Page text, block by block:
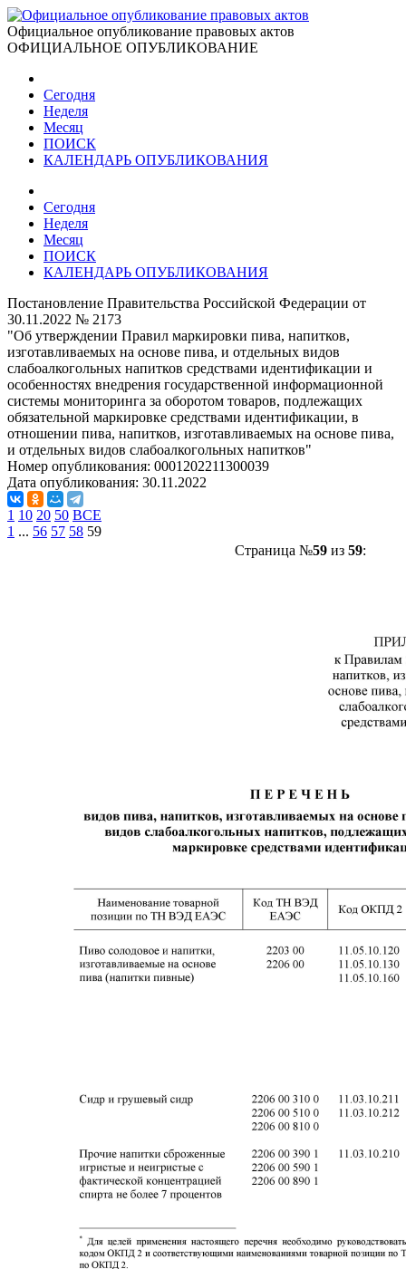
Официальное опубликование правовых актов
ОФИЦИАЛЬНОЕ ОПУБЛИКОВАНИЕ
Сегодня
Неделя
Месяц
ПОИСК
КАЛЕНДАРЬ ОПУБЛИКОВАНИЯ
Сегодня
Неделя
Месяц
ПОИСК
КАЛЕНДАРЬ ОПУБЛИКОВАНИЯ
Постановление Правительства Российской Федерации от
30.11.2022 № 2173
"Об утверждении Правил маркировки пива, напитков,
изготавливаемых на основе пива, и отдельных видов
слабоалкогольных напитков средствами идентификации и
особенностях внедрения государственной информационной
системы мониторинга за оборотом товаров, подлежащих
обязательной маркировке средствами идентификации, в
отношении пива, напитков, изготавливаемых на основе пива,
и отдельных видов слабоалкогольных напитков"
Номер опубликования: 0001202211300039
Дата опубликования: 30.11.2022
1 10 20 50 ВСЕ
1 ... 56 57 58 59
Страница №59из 59: